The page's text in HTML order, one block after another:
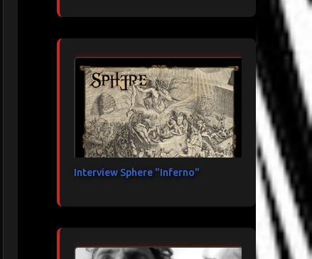
Interview Sphere "Inferno"